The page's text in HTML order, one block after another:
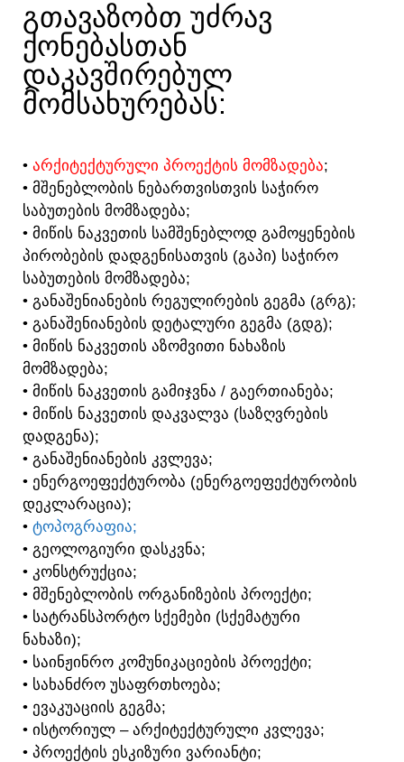
ᲒᲗᲐᲕᲐᲖᲝᲑᲗ ᲣᲫᲠᲐᲕ
ᲥᲝᲜᲔᲑᲐᲡᲗᲐᲜ
ᲓᲐᲙᲐᲕᲨᲘᲠᲔᲑᲣᲚ
ᲛᲝᲛᲡᲐᲮᲣᲠᲔᲑᲐᲡ:​
• ᲐᲠᲥᲘᲢᲔᲥᲢᲣᲠᲣᲚᲘ ᲞᲠᲝᲔᲥᲢᲘᲡ ᲛᲝᲛᲖᲐᲓᲔᲑᲐ;
• ᲛᲨᲔᲜᲔᲑᲚᲝᲑᲘᲡ ᲜᲔᲑᲐᲠᲗᲕᲘᲡᲗᲕᲘᲡ ᲡᲐᲭᲘᲠᲝ
ᲡᲐᲑᲣᲗᲔᲑᲘᲡ ᲛᲝᲛᲖᲐᲓᲔᲑᲐ;
• ᲛᲘᲬᲘᲡ ᲜᲐᲙᲕᲔᲗᲘᲡ ᲡᲐᲛᲨᲔᲜᲔᲑᲚᲝᲓ ᲒᲐᲛᲝᲧᲔᲜᲔᲑᲘᲡ
ᲞᲘᲠᲝᲑᲔᲑᲘᲡ ᲓᲐᲓᲒᲔᲜᲘᲡᲐᲗᲕᲘᲡ (ᲒᲐᲞᲘ) ᲡᲐᲭᲘᲠᲝ
ᲡᲐᲑᲣᲗᲔᲑᲘᲡ ᲛᲝᲛᲖᲐᲓᲔᲑᲐ;
• ᲒᲐᲜᲐᲨᲔᲜᲘᲐᲜᲔᲑᲘᲡ ᲠᲔᲒᲣᲚᲘᲠᲔᲑᲘᲡ ᲒᲔᲒᲛᲐ (ᲒᲠᲒ);
• ᲒᲐᲜᲐᲨᲔᲜᲘᲐᲜᲔᲑᲘᲡ ᲓᲔᲢᲐᲚᲣᲠᲘ ᲒᲔᲒᲛᲐ (ᲒᲓᲒ);
• ᲛᲘᲬᲘᲡ ᲜᲐᲙᲕᲔᲗᲘᲡ ᲐᲖᲝᲛᲕᲘᲗᲘ ᲜᲐᲮᲐᲖᲘᲡ
ᲛᲝᲛᲖᲐᲓᲔᲑᲐ;
• ᲛᲘᲬᲘᲡ ᲜᲐᲙᲕᲔᲗᲘᲡ ᲒᲐᲛᲘᲯᲕᲜᲐ / ᲒᲐᲔᲠᲗᲘᲐᲜᲔᲑᲐ;
• ᲛᲘᲬᲘᲡ ᲜᲐᲙᲕᲔᲗᲘᲡ ᲓᲐᲙᲕᲐᲚᲕᲐ (ᲡᲐᲖᲦᲕᲠᲔᲑᲘᲡ
ᲓᲐᲓᲒᲔᲜᲐ);
• ᲒᲐᲜᲐᲨᲔᲜᲘᲐᲜᲔᲑᲘᲡ ᲙᲕᲚᲔᲕᲐ;
• ᲔᲜᲔᲠᲒᲝᲔᲤᲔᲥᲢᲣᲠᲝᲑᲐ (ᲔᲜᲔᲠᲒᲝᲔᲤᲔᲥᲢᲣᲠᲝᲑᲘᲡ
ᲓᲔᲙᲚᲐᲠᲐᲪᲘᲐ);
• ᲢᲝᲞᲝᲒᲠᲐᲤᲘᲐ;
• ᲒᲔᲝᲚᲝᲒᲘᲣᲠᲘ ᲓᲐᲡᲙᲕᲜᲐ;
• ᲙᲝᲜᲡᲢᲠᲣᲥᲪᲘᲐ;
• ᲛᲨᲔᲜᲔᲑᲚᲝᲑᲘᲡ ᲝᲠᲒᲐᲜᲘᲖᲔᲑᲘᲡ ᲞᲠᲝᲔᲥᲢᲘ;
• ᲡᲐᲢᲠᲐᲜᲡᲞᲝᲠᲢᲝ ᲡᲥᲔᲛᲔᲑᲘ (ᲡᲥᲔᲛᲐᲢᲣᲠᲘ
ᲜᲐᲮᲐᲖᲘ);
• ᲡᲐᲘᲜᲟᲘᲜᲠᲝ ᲙᲝᲛᲣᲜᲘᲙᲐᲪᲘᲔᲑᲘᲡ ᲞᲠᲝᲔᲥᲢᲘ;
• ᲡᲐᲮᲐᲜᲫᲠᲝ ᲣᲡᲐᲤᲠᲗᲮᲝᲔᲑᲐ;
• ᲔᲕᲐᲙᲣᲐᲪᲘᲘᲡ ᲒᲔᲒᲛᲐ;
• ᲘᲡᲢᲝᲠᲘᲣᲚ – ᲐᲠᲥᲘᲢᲔᲥᲢᲣᲠᲣᲚᲘ ᲙᲕᲚᲔᲕᲐ;
• ᲞᲠᲝᲔᲥᲢᲘᲡ ᲔᲡᲙᲘᲖᲣᲠᲘ ᲕᲐᲠᲘᲐᲜᲢᲘ;